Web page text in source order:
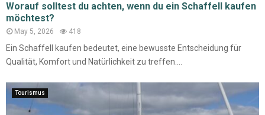
Worauf solltest du achten, wenn du ein Schaffell kaufen
möchtest?
May 5, 2026 418
Ein Schaffell kaufen bedeutet, eine bewusste Entscheidung für
Qualität, Komfort und Natürlichkeit zu treffen....
Tourismus